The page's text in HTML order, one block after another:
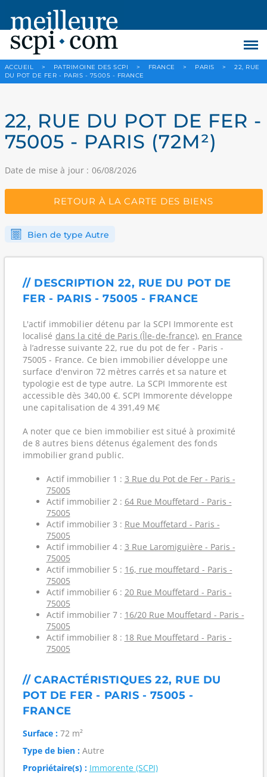
ACCUEIL > PATRIMOINE DES SCPI > FRANCE > PARIS >
22, RUE
DU POT DE FER - PARIS - 75005 - FRANCE
22, RUE DU POT DE FER -
75005 - PARIS (72M²)
Date de mise à jour : 06/08/2026
RETOUR À LA CARTE DES BIENS
Bien de type Autre
// DESCRIPTION 22, RUE DU POT DE
FER - PARIS - 75005 - FRANCE
L'actif immobilier détenu par la SCPI Immorente est
localisé dans la cité de Paris (Île-de-france), en France
à l’adresse suivante 22, rue du pot de fer - Paris -
75005 - France. Ce bien immobilier développe une
surface d'environ 72 mètres carrés et sa nature et
typologie est de type autre. La SCPI Immorente est
accessible dès 340,00 €. SCPI Immorente développe
une capitalisation de 4 391,49 M€
A noter que ce bien immobilier est situé à proximité
de 8 autres biens détenus également des fonds
immobilier grand public.
Actif immobilier 1 : 3 Rue du Pot de Fer - Paris -
75005
Actif immobilier 2 : 64 Rue Mouffetard - Paris -
75005
Actif immobilier 3 : Rue Mouffetard - Paris -
75005
Actif immobilier 4 : 3 Rue Laromiguière - Paris -
75005
Actif immobilier 5 : 16, rue mouffetard - Paris -
75005
Actif immobilier 6 : 20 Rue Mouffetard - Paris -
75005
Actif immobilier 7 : 16/20 Rue Mouffetard - Paris -
75005
Actif immobilier 8 : 18 Rue Mouffetard - Paris -
75005
// CARACTÉRISTIQUES 22, RUE DU
POT DE FER - PARIS - 75005 -
FRANCE
Surface :72 m²
Type de bien :Autre
Propriétaire(s) : Immorente (SCPI)